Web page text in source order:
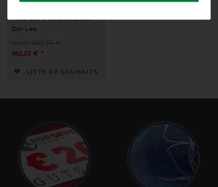
Pad Cut Out Sheepskin
Dri-Lex
avant 202,50 €
182,25 € *
LISTE DE SOUHAITS